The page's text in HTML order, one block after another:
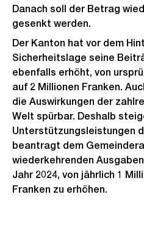
Danach soll der Betrag
gesenkt werden.
Der Kanton hat vor dem
Sicherheitslage seine
ebenfalls erhöht, von
auf 2 Millionen Franken.
die Auswirkungen der
Welt spürbar. Deshalb
Unterstützungsleistungen
beantragt dem
wiederkehrenden
Jahr 2024, von jährlich 1
Franken zu erhöhen.